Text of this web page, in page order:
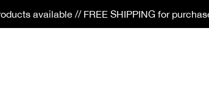
available // FREE SHIPPING for